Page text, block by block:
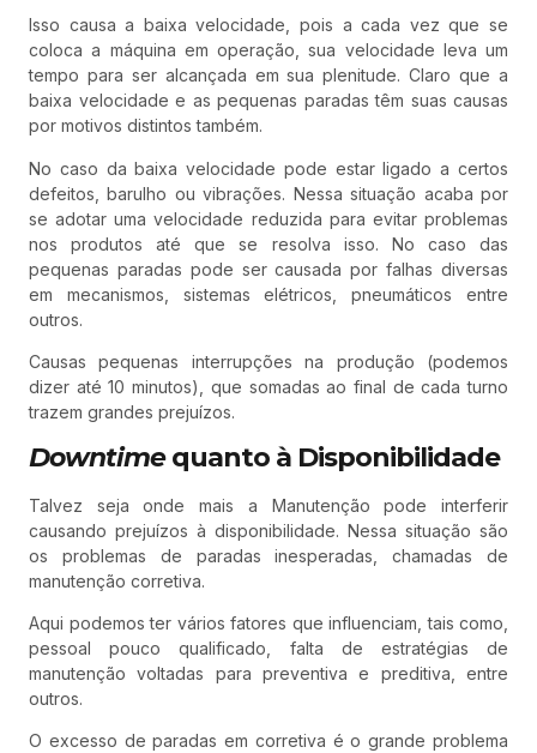
Isso causa a baixa velocidade, pois a cada vez que se
coloca a máquina em operação, sua velocidade leva um
tempo para ser alcançada em sua plenitude. Claro que a
baixa velocidade e as pequenas paradas têm suas causas
por motivos distintos também.
No caso da baixa velocidade pode estar ligado a certos
defeitos, barulho ou vibrações. Nessa situação acaba por
se adotar uma velocidade reduzida para evitar problemas
nos produtos até que se resolva isso. No caso das
pequenas paradas pode ser causada por falhas diversas
em mecanismos, sistemas elétricos, pneumáticos entre
outros.
Causas pequenas interrupções na produção (podemos
dizer até 10 minutos), que somadas ao final de cada turno
trazem grandes prejuízos.
Downtimequanto à Disponibilidade
Talvez seja onde mais a Manutenção pode interferir
causando prejuízos à disponibilidade. Nessa situação são
os problemas de paradas inesperadas, chamadas de
manutenção corretiva.
Aqui podemos ter vários fatores que influenciam, tais como,
pessoal pouco qualificado, falta de estratégias de
manutenção voltadas para preventiva e preditiva, entre
outros.
O excesso de paradas em corretiva é o grande problema